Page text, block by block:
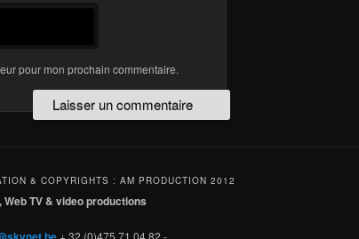
pour mon prochain commentaire.
& COPYRIGHTS : AM PRODUCTION 2012
Web TV & video productions
+ 32 (0)475 71 04 82 -